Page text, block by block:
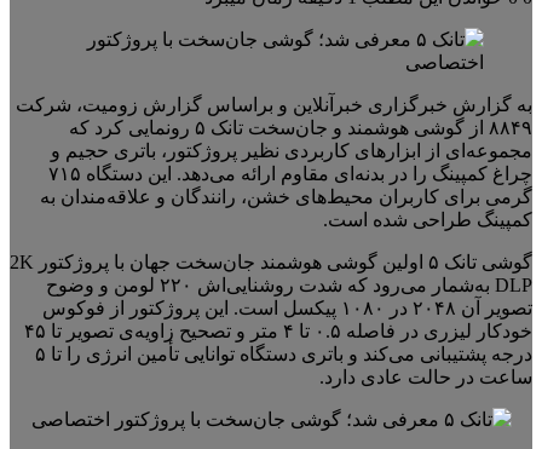
به گزارش خبرگزاری خبرآنلاین و براساس گزارش زومیت، شرکت
۸۸۴۹ از گوشی هوشمند و جان‌سخت تانک ۵ رونمایی کرد که
مجموعه‌ای از ابزارهای کاربردی نظیر پروژکتور، باتری حجیم و
چراغ کمپینگ را در بدنه‌ای مقاوم ارائه می‌دهد. این دستگاه ۷۱۵
گرمی برای کاربران محیط‌های خشن، رانندگان و علاقه‌مندان به
کمپینگ طراحی شده است.
گوشی تانک ۵ اولین گوشی هوشمند جان‌سخت جهان با پروژکتور 2K
DLP به‌شمار می‌رود که شدت روشنایی‌اش ۲۲۰ لومن و وضوح
تصویر آن ۲۰۴۸ در ۱۰۸۰ پیکسل است. این پروژکتور از فوکوس
خودکار لیزری در فاصله ۰.۵ تا ۴ متر و تصحیح زاویه‌ی تصویر تا ۴۵
درجه پشتیبانی می‌کند و باتری دستگاه توانایی تأمین انرژی را تا ۵
ساعت در حالت عادی دارد.